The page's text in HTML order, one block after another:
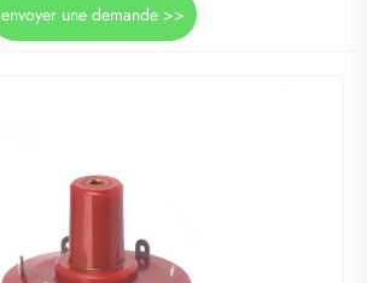
envoyer une demande >>